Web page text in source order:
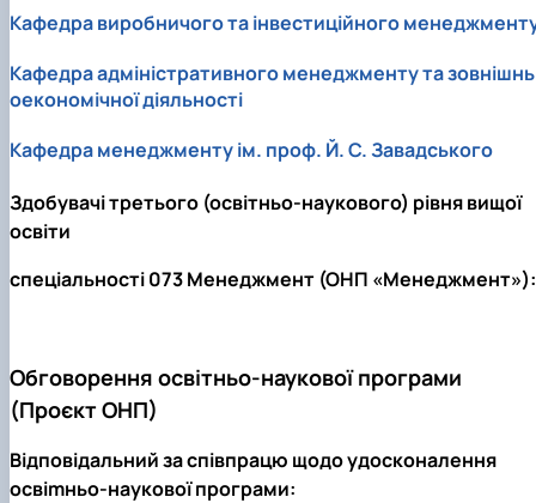
Кафедра виробничого та інвестиційного
Кафедра адміністративного менеджменту та зовнішнь
оекономічної діяльності
Кафедра менеджменту ім. проф. Й. С. Завадського
Здобувачі третього (освітньо-наукового) рівня вищої
освіти
спеціальності 073 Менеджмент (ОНП «Менеджмент»):
Обговорення освітньо-наукової програми
(Проєкт ОНП)
Відповідальний за співпрацю щодо удосконалення
освіmньо-наукової програми: